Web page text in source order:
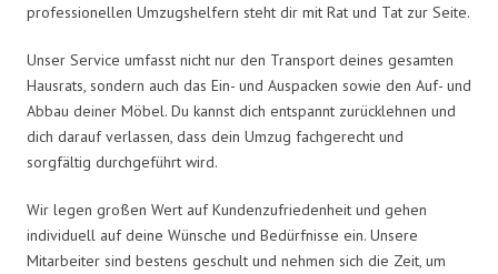
professionellen Umzugshelfern steht dir mit Rat und Tat zur Seite.
Unser Service umfasst nicht nur den Transport deines gesamten
Hausrats, sondern auch das Ein- und Auspacken sowie den Auf- und
Abbau deiner Möbel. Du kannst dich entspannt zurücklehnen und
dich darauf verlassen, dass dein Umzug fachgerecht und
sorgfältig durchgeführt wird.
Wir legen großen Wert auf Kundenzufriedenheit und gehen
individuell auf deine Wünsche und Bedürfnisse ein. Unsere
Mitarbeiter sind bestens geschult und nehmen sich die Zeit, um